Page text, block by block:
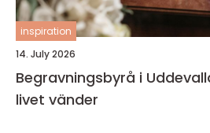
inspiration
14. July 2026
Begravningsbyrå i
livet vänder